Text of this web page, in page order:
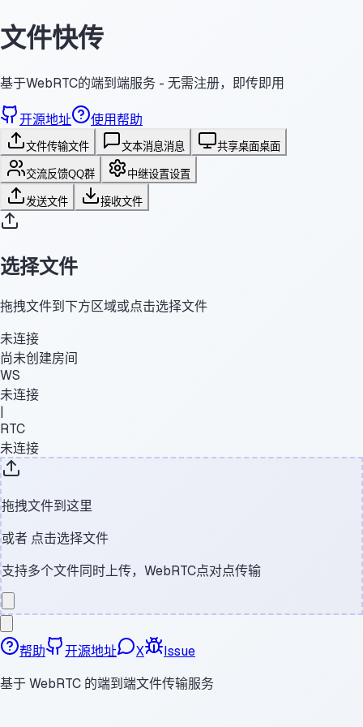
文件快传
基于WebRTC的端到端服务 - 无需注册，即传即用
开源地址 使用帮助
文件传输文件 文本消息消息 共享桌面桌面
交流反馈QQ群 中继设置设置
发送文件 接收文件
选择文件
拖拽文件到下方区域或点击选择文件
未连接
尚未创建房间
WS
未连接
|
RTC
未连接
拖拽文件到这里
或者 点击选择文件
支持多个文件同时上传，WebRTC点对点传输
帮助 开源地址 X
Issue
基于 WebRTC 的端到端文件传输服务